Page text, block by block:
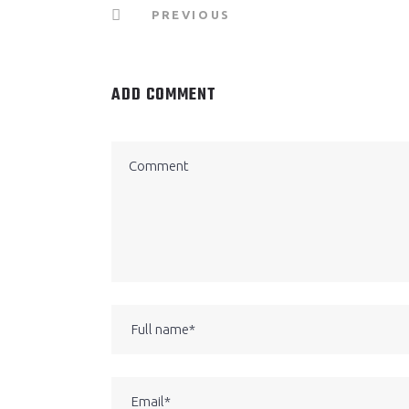
PREVIOUS
ADD COMMENT